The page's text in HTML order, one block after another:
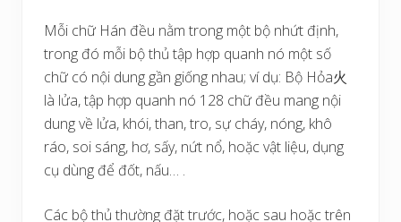
Mỗi chữ Hán đều nằm trong một bộ nhứt định,
trong đó mỗi bộ thủ tập hợp quanh nó một số
chữ có nội dung gần giống nhau; ví dụ: Bộ Hỏa火
là lửa, tập hợp quanh nó 128 chữ đều mang nội
dung về lửa, khói, than, tro, sự cháy, nóng, khô
ráo, soi sáng, hơ, sấy, nứt nổ, hoặc vật liệu, dụng
cụ dùng để đốt, nấu… .
Các bộ thủ thường đặt trước, hoặc sau hoặc trên